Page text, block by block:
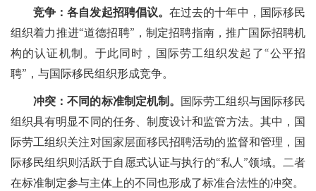
竞争：各自发起招聘倡议。在过去的十年中，国际移民
组织着力推进“道德招聘”，制定招聘指南，推广国际招聘机
构的认证机制。于此同时，国际劳工组织发起了“公平招
聘”，与国际移民组织形成竞争。
冲突：不同的标准制定机制。 国际劳工组织与国际移民
组织具有明显不同的任务、制度设计和监管方法。其中，国
际劳工组织关注对国家层面移民招聘活动的监督和管理，国
际移民组织则活跃于自愿式认证与执行的“私人”领域。二者
在标准制定参与主体上的不同也形成了标准合法性的冲突。